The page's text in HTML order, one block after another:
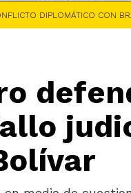
DIPLOMÁTICO CON